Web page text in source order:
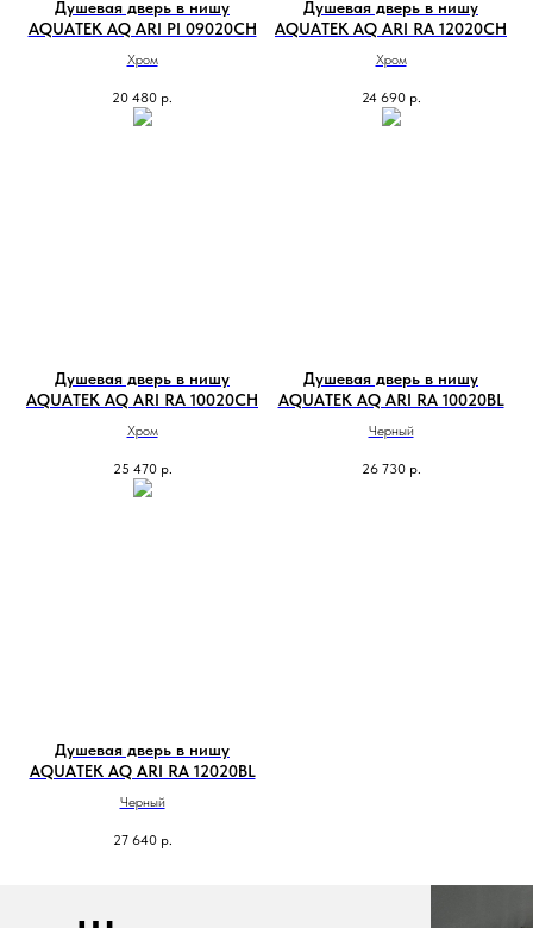
Душевая дверь в нишу
AQUATEK AQ ARI PI 09020CH
Хром
20 480 р.
Душевая дверь в нишу
AQUATEK AQ ARI RA 12020CH
Хром
24 690 р.
Душевая дверь в нишу
AQUATEK AQ ARI RA 10020CH
Хром
25 470 р.
Душевая дверь в нишу
AQUATEK AQ ARI RA 10020BL
Черный
26 730 р.
Душевая дверь в нишу
AQUATEK AQ ARI RA 12020BL
Черный
27 640 р.